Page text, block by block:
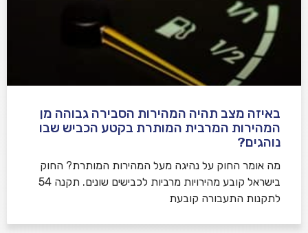
באיזה מצב תהיה המהירות הסבירה גבוהה מן
המהירות המרבית המותרת בקטע הכביש שבו
נוהגים?
​מה אומר החוק על נהיגה מעל המהירות המותרת? החוק
בישראל קובע מהירויות מרביות לכבישים שונים. תקנה 54
לתקנות התעבורה קובעת